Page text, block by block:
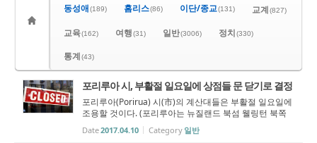
동성애(189) 홈리스(86) 이단/종교(131) 교계(827)
교육(162) 여행(31) 일반(3006) 정치(330)
통계(43)
포리루아 시, 부활절 일요일에 상점들 문 닫기로 결정
포리루아(Porirua) 시(市)의 계산대들은 부활절 일요일에
조용할 것이다. (포리루아는 뉴질랜드 북섬 웰링턴 북쪽
에 위치한 도시이다) 시내의 모든 소매상들은 포리루아
씨티 카운슬의 이 결정에 따라 예외 없이 문을 닫아야 한
Date2017.04.10 Category 일반